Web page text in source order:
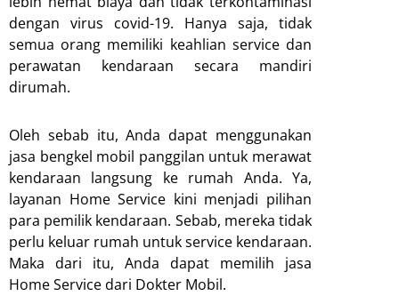
dengan virus covid-19. Hanya saja, tidak
semua orang memiliki keahlian service dan
perawatan kendaraan secara mandiri
dirumah.
Oleh sebab itu, Anda dapat menggunakan
jasa bengkel mobil panggilan untuk merawat
kendaraan langsung ke rumah Anda. Ya,
layanan Home Service kini menjadi pilihan
para pemilik kendaraan. Sebab, mereka tidak
perlu keluar rumah untuk service kendaraan.
Maka dari itu, Anda dapat memilih jasa
Home Service dari Dokter Mobil.